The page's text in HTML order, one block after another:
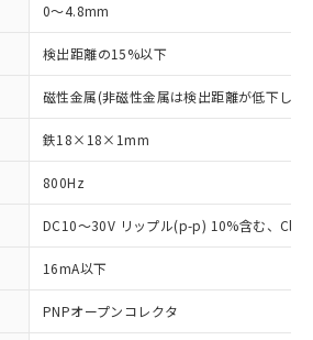
0～4.8mm
検出距離の15%以下
磁性金属(非磁性金属は検出距離が低下しま
鉄18×18×1mm
800Hz
DC10～30V リップル(p-p) 10%含む、
16mA以下
PNPオープンコレクタ